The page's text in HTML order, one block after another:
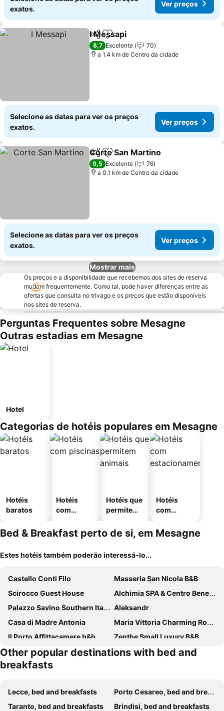
exatos.
Ver preços
PartilharAdicionar aos favoritos
I Messapi
8,7 Excelente
70
a 1.4 km de Centro da cidade
Selecione as datas para ver os preços
exatos.
Ver preços
PartilharAdicionar aos favoritos
Corte San Martino
9,5 Excelente
76
a 0.1 km de Centro da cidade
Selecione as datas para ver os preços
exatos.
Ver preços
Mostrar mais
Os preços e a disponibilidade que recebemos dos sites de reserva
mudam frequentemente. Como tal, pode haver diferenças entre as
ofertas que consulta no trivago e os preços que estão disponíveis
nos sites de reserva.
Perguntas Frequentes sobre Mesagne
Outras estadias em Mesagne
Hotel
Categorias de hotéis populares em Mesagne
Hotéis
baratos
Hotéis
com
Hotéis que
permitem
Hotéis
com
mento
Bed & Breakfast perto de si, em Mesagne
Estes hotéis também poderão interessá-lo...
Castello Conti Filo
Masseria San Nicola B&B
Scirocco Guest House
Alchimia SPA & Centro Benessere
Palazzo Savino Southern Italian Lifestyle - Epoca Collection
Aleksandr
Casa di Madre Antonia
Maria Vittoria Charming Rooms and Apartments
Il Porto Affittacamere b&b
Zenthe Small Luxury B&B
Verso Oriente
Other popular destinations with bed and
breakfasts
Lecce, bed and breakfasts
Porto Cesareo, bed and breakfasts
Taranto, bed and breakfasts
Brindisi, bed and breakfasts